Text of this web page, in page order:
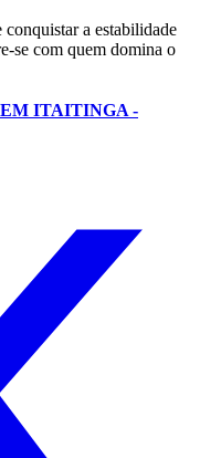
a estabilidade
se com quem domina o
ITAITINGA -